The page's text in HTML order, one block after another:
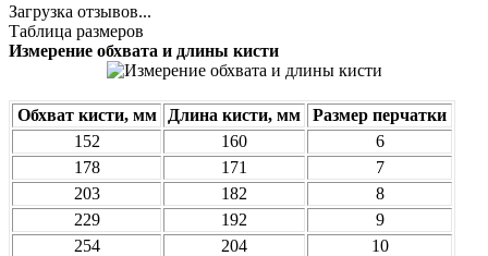
Загрузка отзывов...
Таблица размеров
Измерение обхвата и длины кисти
Обхват кисти, мм Длина кисти, мм
Размер перчатки
152
160
6
178
171
7
203
182
8
229
192
9
254
204
10